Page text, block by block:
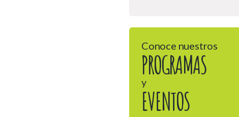
Conoce nuestros
PROGRAMAS
y
EVENTOS